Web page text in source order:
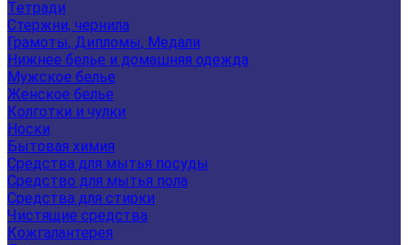
Тетради
Стержни, чернила
Грамоты, Дипломы, Медали
Нижнее белье и домашняя одежда
Мужское белье
Женское белье
Колготки и чулки
Носки
Бытовая химия
Средства для мытья посуды
Средство для мытья пола
Средства для стирки
Чистящие средства
Кожгалантерея